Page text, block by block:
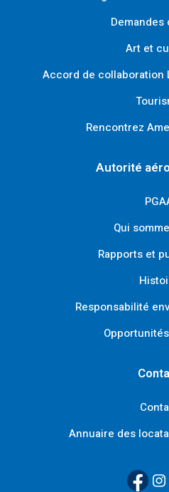
Demandes
Art et
Accord de collaboration
Rencontrez
Autorité
Qui
Rapports et
Responsabilité
Annuaire des
(Link